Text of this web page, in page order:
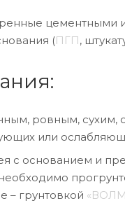
цементными
(ПГП,
ровным, сухим,
или
с основанием и
– грунтовкой